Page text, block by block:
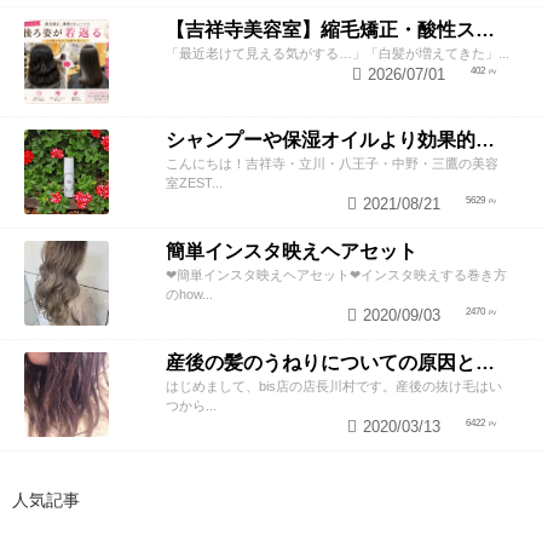
【吉祥寺美容室】縮毛矯正・酸性ストレートで若返り！後ろ姿が変わると見た目年齢も変わる？
「最近老けて見える気がする…」「白髪が増えてきた」...
402
2026/07/01
シャンプーや保湿オイルより効果的！？美容師が教える頭皮の臭い＆乾燥ケアとは
こんにちは！吉祥寺・立川・八王子・中野・三鷹の美容
室ZEST...
5629
2021/08/21
簡単インスタ映えヘアセット
❤︎簡単インスタ映えヘアセット❤︎インスタ映えする巻き方
のhow...
2470
2020/09/03
産後の髪のうねりについての原因と対策！
はじめまして、bis店の店長川村です。産後の抜け毛はい
つから...
6422
2020/03/13
人気記事